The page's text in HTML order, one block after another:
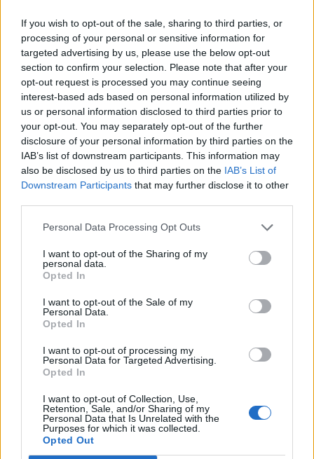
If you wish to opt-out of the sale, sharing to third parties, or
processing of your personal or sensitive information for
targeted advertising by us, please use the below opt-out
section to confirm your selection. Please note that after your
opt-out request is processed you may continue seeing
interest-based ads based on personal information utilized by
us or personal information disclosed to third parties prior to
your opt-out. You may separately opt-out of the further
disclosure of your personal information by third parties on the
IAB’s list of downstream participants. This information may
also be disclosed by us to third parties on the IAB’s List of
Downstream Participants that may further disclose it to other
Personal Data Processing Opt Outs
I want to opt-out of the Sharing of my
personal data.
Opted In
I want to opt-out of the Sale of my
Personal Data.
Opted In
I want to opt-out of processing my
Personal Data for Targeted Advertising.
Opted In
I want to opt-out of Collection, Use,
Retention, Sale, and/or Sharing of my
Personal Data that Is Unrelated with the
Purposes for which it was collected.
Opted Out
9.3.2022, 14:30
Raasepori Festivalin
pääesiintyjäksi ruotsalainen The
Sounds
Viihdeuutiset
9.5.2017, 10:15
The Sounds ja Mando Diao